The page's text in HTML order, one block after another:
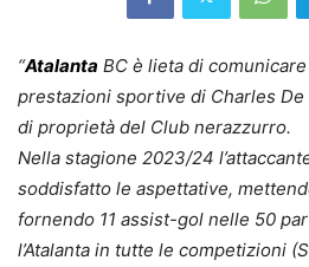
“Atalanta BC è lieta di
prestazioni sportive di Charles
di proprietà del Club nerazzurro.
Nella stagione 2023/24
soddisfatto le aspettative,
fornendo 11 assist-gol nelle 50
l’Atalanta in tutte le competizioni